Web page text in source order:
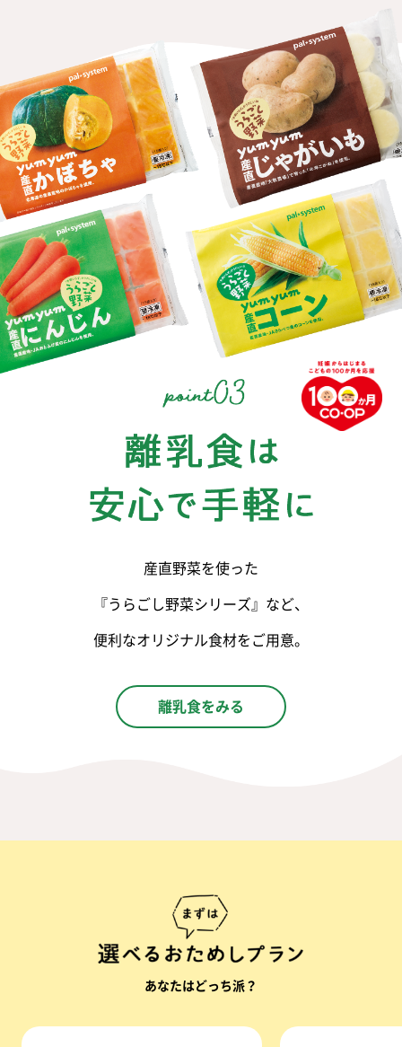
産直野菜を使った
『うらごし野菜シリーズ』など、
便利なオリジナル食材をご用意。
離乳食をみる
あなたはどっち派？